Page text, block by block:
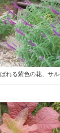
れる紫色の花、サ